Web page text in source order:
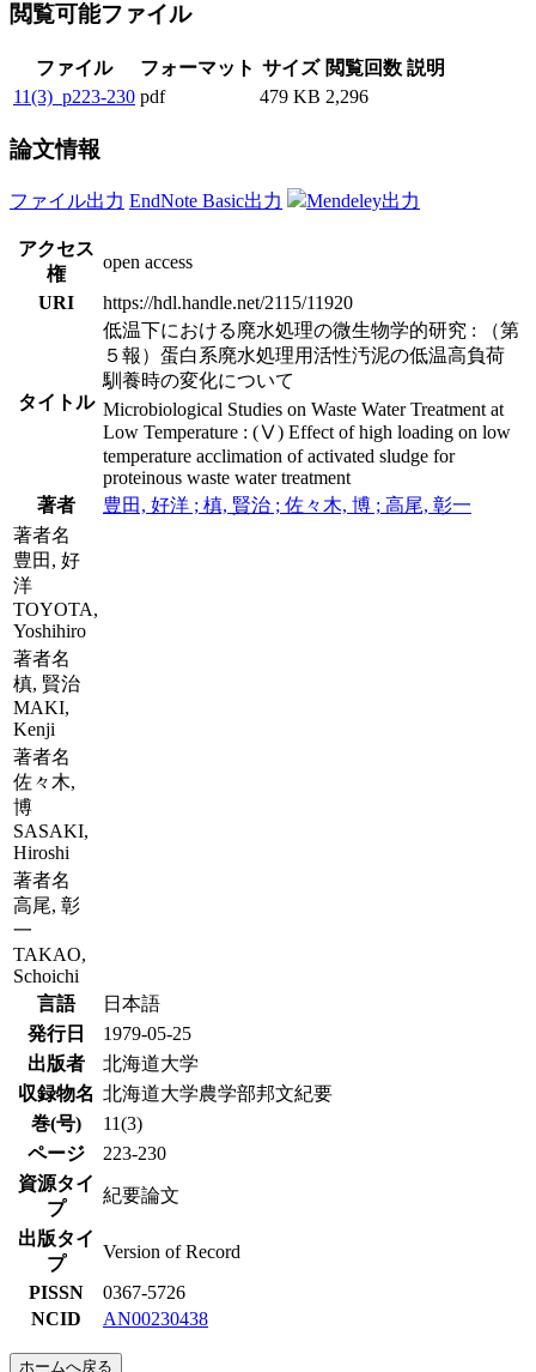
閲覧可能ファイル
ファイル フォーマット サイズ 閲覧回数 説明
11(3)_p223-230 pdf 479 KB 2,296
論文情報
ファイル出力 EndNote Basic出力 Mendeley出力
アクセス
権
open access
URI
https://hdl.handle.net/2115/11920
タイトル
低温下における廃水処理の微生物学的研究 : （第
５報）蛋白系廃水処理用活性汚泥の低温高負荷
馴養時の変化について
Microbiological Studies on Waste Water Treatment at
Low Temperature : (Ⅴ) Effect of high loading on low
temperature acclimation of activated sludge for
proteinous waste water treatment
著者
豊田, 好洋 ; 槙, 賢治 ; 佐々木, 博 ; 高尾, 彰一
著者名
豊田, 好
洋
TOYOTA,
Yoshihiro
著者名
槙, 賢治
MAKI,
Kenji
著者名
佐々木,
博
SASAKI,
Hiroshi
著者名
高尾, 彰
一
TAKAO,
Schoichi
言語
日本語
発行日
1979-05-25
出版者
北海道大学
収録物名 北海道大学農学部邦文紀要
巻(号)
11(3)
ページ
223-230
資源タイ
プ
紀要論文
出版タイ
プ
Version of Record
PISSN
0367-5726
NCID
AN00230438
ホームへ戻る